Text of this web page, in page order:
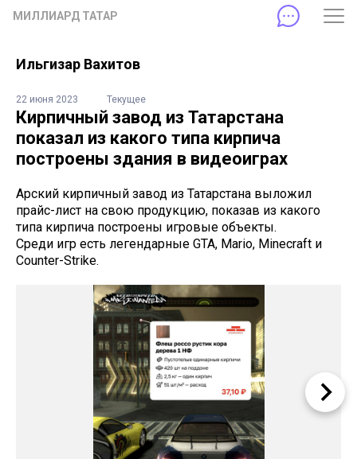
МИЛЛИАРД ТАТАР
Ильгизар Вахитов
22 июня 2023 Текущее
Кирпичный завод из Татарстана
показал из какого типа кирпича
построены здания в видеоиграх
Арский кирпичный завод из Татарстана выложил
прайс-лист на свою продукцию, показав из какого
типа кирпича построены игровые объекты.
Среди игр есть легендарные GTA, Mario, Minecraft и
Counter-Strike.